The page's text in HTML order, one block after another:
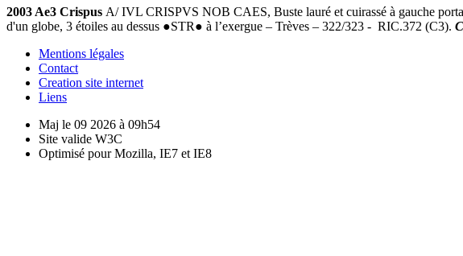
2003 Ae3 Crispus A/ IVL CRISPVS NOB CAES, Buste lauré et cuirassé à gauche
d'un globe, 3 étoiles au dessus ●STR● à l’exergue – Trèves – 322/323 - RIC.372 (C3).
Mentions légales
Contact
Creation site internet
Liens
Maj le 09 2026 à 09h54
Site valide W3C
Optimisé pour Mozilla, IE7 et IE8